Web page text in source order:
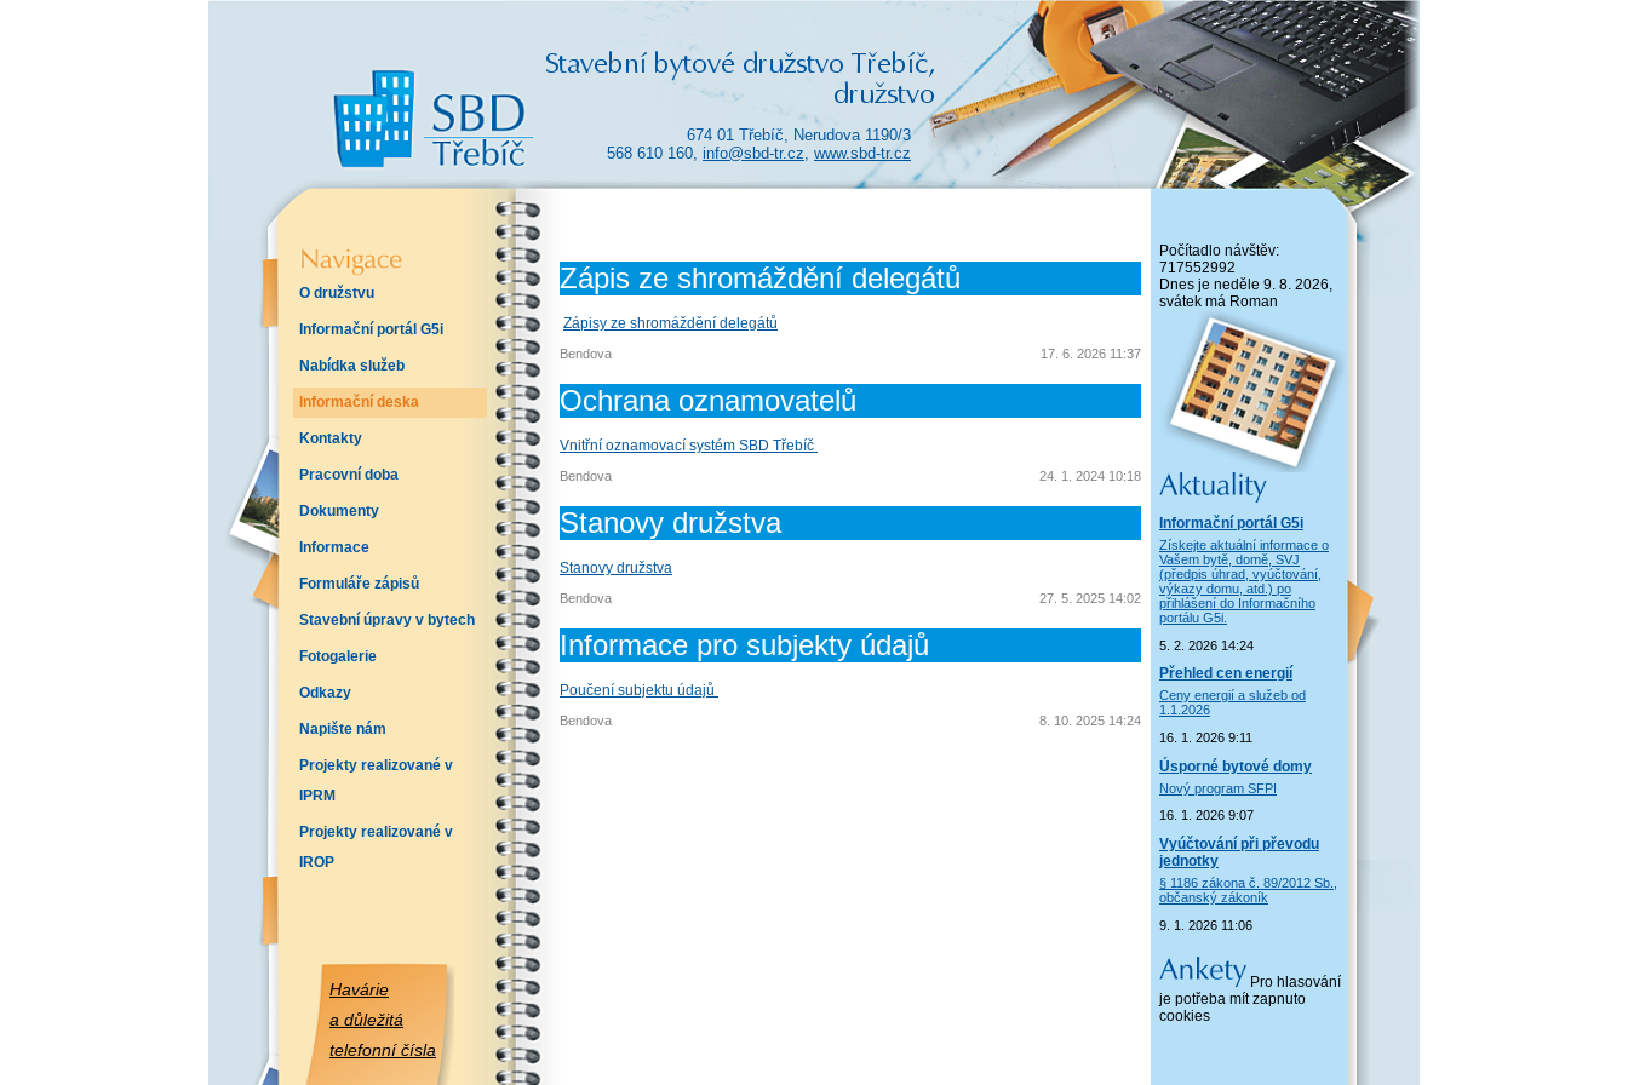
674 01 Třebíč, Nerudova 1190/3
568 610 160, info@sbd-tr.cz, www.sbd-tr.cz
O družstvu
Informační portál G5i
Nabídka služeb
Informační deska
Kontakty
Pracovní doba
Dokumenty
Informace
Formuláře zápisů
Stavební úpravy v bytech
Fotogalerie
Odkazy
Napište nám
Projekty realizované v
IPRM
Projekty realizované v
IROP
Havárie
a důležitá
telefonní čísla
Počítadlo návštěv:
717552992
Dnes je neděle 9. 8. 2026,
svátek má Roman
Informační portál G5i
Získejte aktuální informace o
Vašem bytě, domě, SVJ
(předpis úhrad, vyúčtování,
výkazy domu, atd.) po
přihlášení do Informačního
portálu G5i.
5. 2. 2026 14:24
Přehled cen energií
Ceny energií a služeb od
1.1.2026
16. 1. 2026 9:11
Úsporné bytové domy
Nový program SFPI
16. 1. 2026 9:07
Vyúčtování při převodu
jednotky
§ 1186 zákona č. 89/2012 Sb.,
občanský zákoník
9. 1. 2026 11:06
Pro hlasování
je potřeba mít zapnuto
cookies
Zápis ze shromáždění delegátů
Zápisy ze shromáždění delegátů
Bendova 17. 6. 2026 11:37
Ochrana oznamovatelů
Vnitřní oznamovací systém SBD Třebíč
Bendova 24. 1. 2024 10:18
Stanovy družstva
Stanovy družstva
Bendova 27. 5. 2025 14:02
Informace pro subjekty údajů
Poučení subjektu údajů
Bendova 8. 10. 2025 14:24